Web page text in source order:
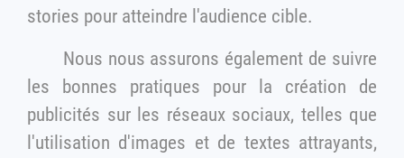
stories pour atteindre l'audience cible.
Nous nous assurons également de suivre
les bonnes pratiques pour la création de
publicités sur les réseaux sociaux, telles que
l'utilisation d'images et de textes attrayants,